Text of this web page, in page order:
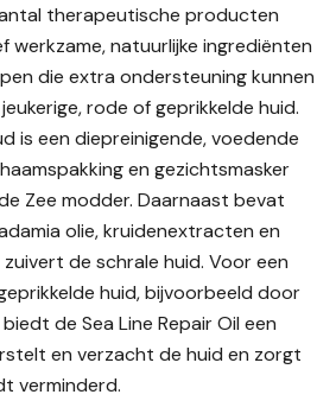
therapeutische producten
werkzame, natuurlijke ingrediënten
die extra ondersteuning kunnen
rode of geprikkelde huid.
is een diepreinigende, voedende
en gezichtsmasker
Zee modder. Daarnaast bevat
olie, kruidenextracten en
de schrale huid. Voor een
huid, bijvoorbeeld door
biedt de Sea Line Repair Oil een
en verzacht de huid en zorgt
verminderd.